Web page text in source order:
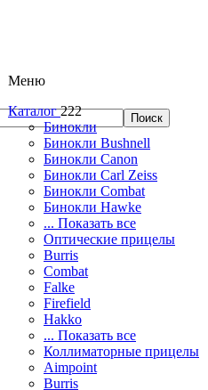
Меню
Каталог 222
Бинокли
Бинокли Bushnell
Бинокли Canon
Бинокли Carl Zeiss
Бинокли Combat
Бинокли Hawke
... Показать все
Оптические прицелы
Burris
Combat
Falke
Firefield
Hakko
... Показать все
Коллиматорные прицелы
Aimpoint
Burris